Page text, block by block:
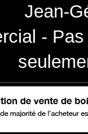
Jean-
-